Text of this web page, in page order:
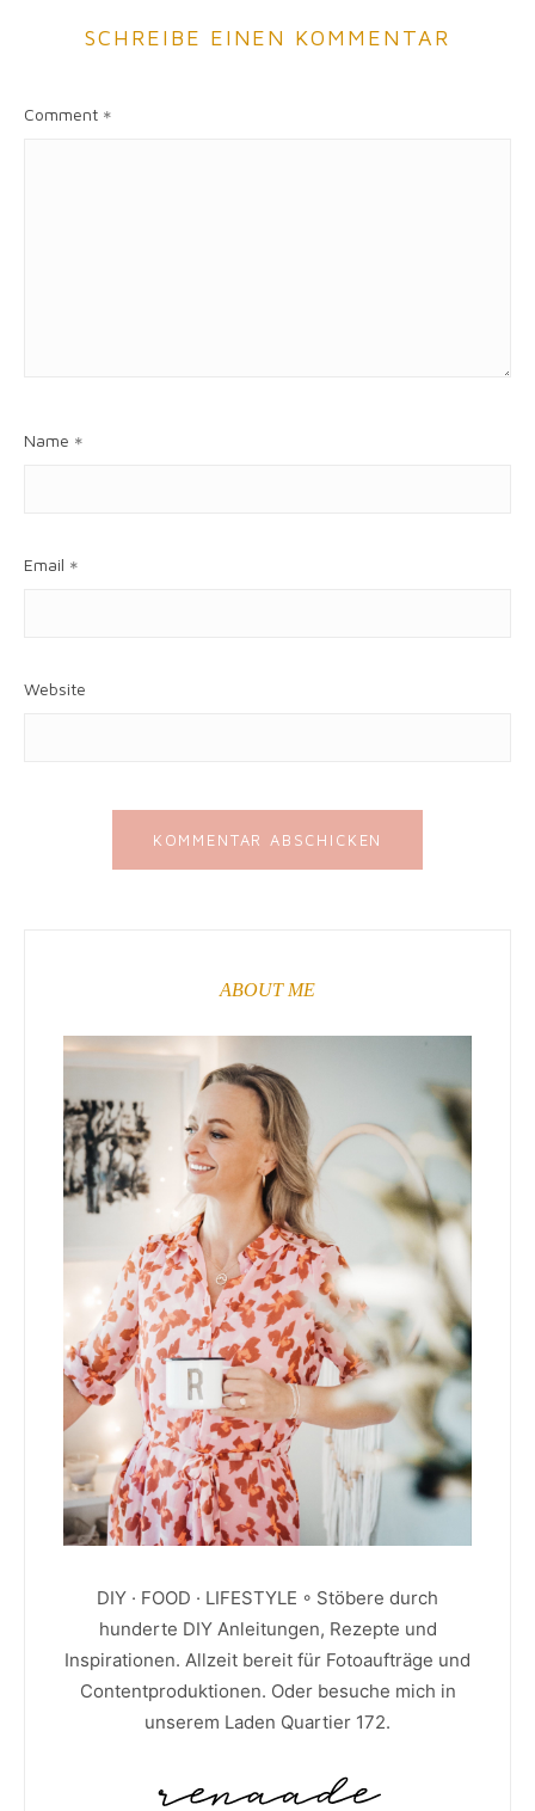
SCHREIBE EINEN KOMMENTAR
Comment *
Name *
Email *
Website
ABOUT ME
DIY · FOOD · LIFESTYLE ◦ Stöbere durch
hunderte DIY Anleitungen, Rezepte und
Inspirationen. Allzeit bereit für Fotoaufträge und
Contentproduktionen. Oder besuche mich in
unserem Laden Quartier 172.